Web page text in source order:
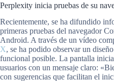
Perplexity inicia pruebas de su
Recientemente, se ha difundido
primeras pruebas del navegador
Android. A través de un vídeo
X, se ha podido observar un
funcional posible. La pantalla
usuarios con un mensaje claro:
con sugerencias que facilitan el